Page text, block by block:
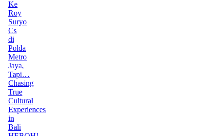
Ke
Roy
Suryo
Cs
di
Polda
Metro
Jaya,
Tapi…
Chasing
True
Cultural
Experiences
in
Bali